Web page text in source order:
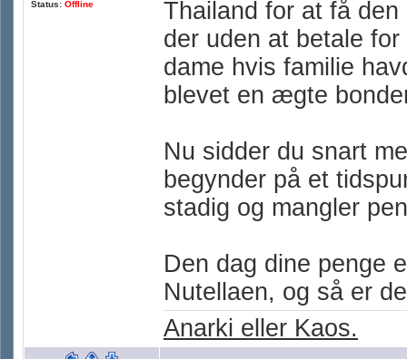
Status: Offline
Thailand for at få
der uden at betale
dame hvis familie
blevet en ægte
Nu sidder du snart
begynder på et
stadig og mangler
Den dag dine penge
Nutellaen, og så er
Anarki eller Kaos.